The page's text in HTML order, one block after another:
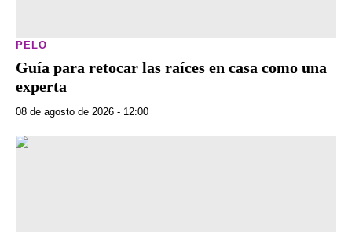
PELO
Guía para retocar las raíces en casa como una
experta
08 de agosto de 2026 - 12:00